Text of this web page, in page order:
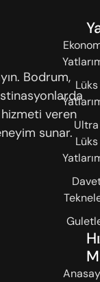
Bodrum,
hizmeti veren
sunar.
Lüks
Ultra
Lüks